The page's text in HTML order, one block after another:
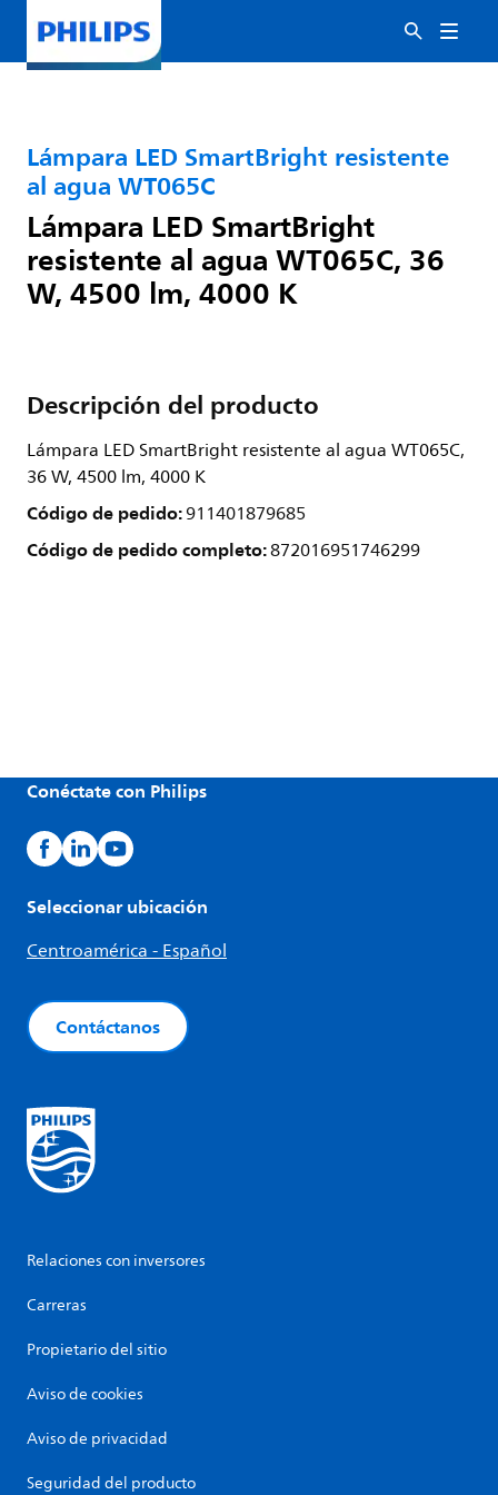
Lámpara LED SmartBright resistente
al agua WT065C
Lámpara LED SmartBright
resistente al agua WT065C, 36
W, 4500 lm, 4000 K
Descripción del producto
Lámpara LED SmartBright resistente al agua WT065C,
36 W, 4500 lm, 4000 K
Código de pedido:911401879685
Código de pedido completo:872016951746299
Conéctate con Philips
Seleccionar ubicación
Centroamérica - Español
Contáctanos
Relaciones con inversores
Carreras
Propietario del sitio
Aviso de cookies
Aviso de privacidad
Seguridad del producto